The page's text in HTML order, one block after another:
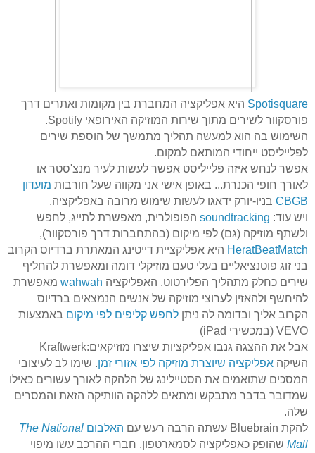
Spotisquare היא אפליקציה המחברת בין מקומות ואתרים דרך
פורסקוור לשירים מתוך שירות המוזיקה האירופאי Spotify
.
השימוש בה הוא למעשה תהליך מתמשך של הוספת שירים
לפלייליסט ייחודי המותאם למקום.
אפשר לנחש איזה פלייליסט אפשר לעשות לעיר מנצ'סטר או
לאורך חופי הכנרת... באופן אישי אני מקווה שעל חורבות מועדון
CBGB בניו-יורק ידאגו לעשות שימוש מרובה באפליקציה.
ויש עוד: soundtracking הפופולרית, מאפשרת לתייג, לחפש
ולשתף מוזיקה (גם) לפי מיקום (בהתחברות דרך פורסקוור),
HeratBeatMatch היא אפליקציית דייטינג המאתרת ברדיוס הקרוב
בני זוג פוטנציאליים בעלי טעם מוזיקלי דומה ומאפשרת להחליף
שירים כחלק מתהליך הפלירטוט, האפליקציה wahwah מאפשרת
להיחשף ולהאזין לערוצי מוזיקה של אנשים הנמצאים ברדיוס
הקרוב אליך ובדומה לה ניתן לחפש קליפים לפי מיקום באמצעות
VEVO (במכשירי iPad
)
אבל את ההצגה גנבו אפליקציות שיצרו מוזיקאים:Kraftwerk
השיקה אפליקציה שיוצרת מוזיקה לפי אזורי זמן. שימו לב לעיצובי
המסכים שתואמים את הסטיילינג של הלהקה לאורך עשורים כאילו
שמדובר בדבר מתבקש ומתאים ללהקה הוותיקה הזאת והמסרים
שלה.
להקת Bluebrain עשתה הרבה רעש עם האלבום The National
Mall שהופק כאפליקציה לסמארטפון. חברי ההרכב עשו מיפוי